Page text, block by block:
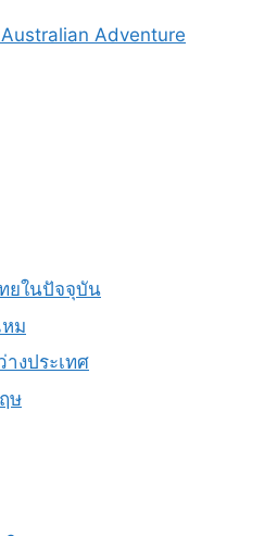
Adventure
ยในปัจจุบัน
ม
งประเทศ
ษ